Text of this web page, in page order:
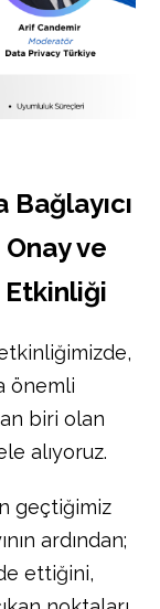
Bağlayıcı
ve
Etkinliği
önemli
biri olan
alıyoruz.
geçtiğimiz
ardından;
ettiğini,